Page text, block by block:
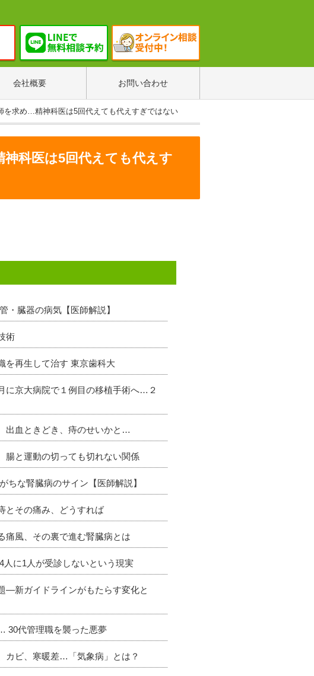
会社概要 お問い合わせ
求め…精神科医は5回代えても代えすぎではない
科医は5回代えても代えす
・臓器の病気【医師解説】
術
を再生して治す 東京歯科大
に京大病院で１例目の移植手術へ…２
出血ときどき、痔のせいかと…
腸と運動の切っても切れない関係
ちな腎臓病のサイン【医師解説】
とその痛み、どうすれば
痛風、その裏で進む腎臓病とは
人に1人が受診しないという現実
―新ガイドラインがもたらす変化と
30代管理職を襲った悪夢
カビ、寒暖差…「気象病」とは？